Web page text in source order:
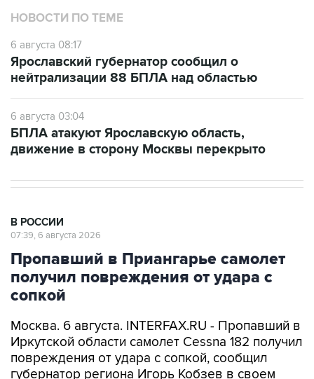
НОВОСТИ ПО ТЕМЕ
6 августа 08:17
Ярославский губернатор сообщил о
нейтрализации 88 БПЛА над областью
6 августа 03:04
БПЛА атакуют Ярославскую область,
движение в сторону Москвы перекрыто
В РОССИИ
07:39, 6 августа 2026
Пропавший в Приангарье самолет
получил повреждения от удара с
сопкой
Москва. 6 августа. INTERFAX.RU - Пропавший в
Иркутской области самолет Cessna 182 получил
повреждения от удара с сопкой, сообщил
губернатор региона Игорь Кобзев в своем